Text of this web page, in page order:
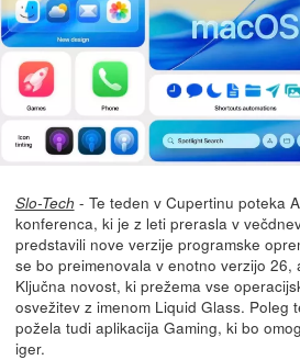
Slo-Tech - Te teden v Cupertinu poteka
konferenca, ki je z leti prerasla v
predstavili nove verzije programske
se bo preimenovala v enotno verzijo 26,
Ključna novost, ki prežema vse
osvežitev z imenom Liquid Glass. Poleg
požela tudi aplikacija Gaming, ki bo
iger.